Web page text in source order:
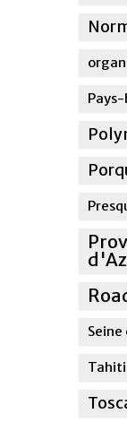
Pays-
Tahiti